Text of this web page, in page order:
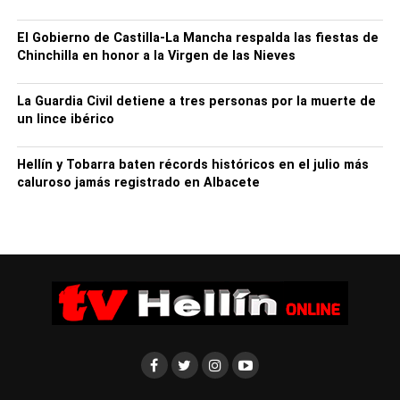
de referencia en Albacete para la
colocación del Tecnecio 99.
de Radiología colocan la semilla (de
apenas cinco milímetros de tamaño) dentro del nódulo o
El Gobierno de Castilla-La Mancha respalda las fiestas de
Chinchilla en honor a la Virgen de las Nieves
La Guardia Civil detiene a tres personas por la muerte de
un lince ibérico
Hellín y Tobarra baten récords históricos en el julio más
caluroso jamás registrado en Albacete